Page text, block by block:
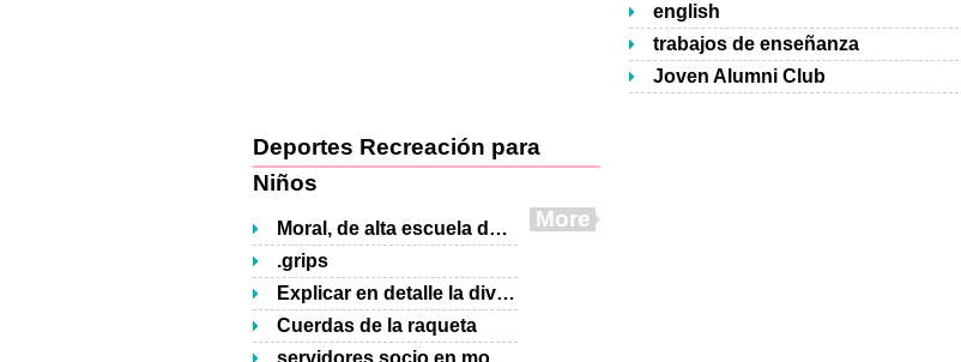
english
trabajos de enseñanza
Joven Alumni Club
Deportes Recreación para
Niños
More
Moral, de alta escuela de tenis
.grips
Explicar en detalle la división ...
Cuerdas de la raqueta